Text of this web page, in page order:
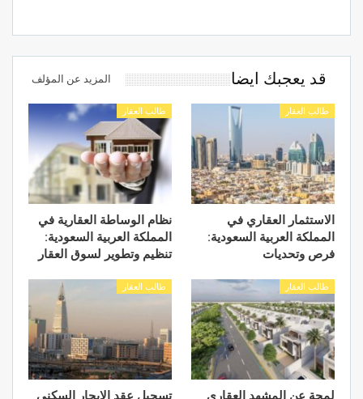
قد يعجبك ايضا المزيد عن المؤلف
طالب العقار
الاستثمار العقاري في
المملكة العربية السعودية:
فرص وتحديات
طالب العقار
نظام الوساطة العقارية في
المملكة العربية السعودية:
تنظيم وتطوير لسوق العقار
طالب العقار
لمحة عن المشهد العقاري
طالب العقار
تسجيل عقد الإيجار السكني